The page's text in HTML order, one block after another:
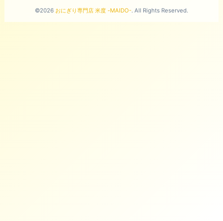
©2026 おにぎり専門店 米度 -MAIDO-. All Rights Reserved.